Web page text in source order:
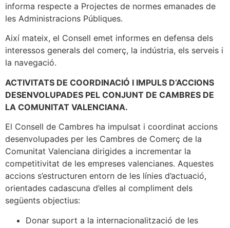
informa respecte a Projectes de normes emanades de
les Administracions Públiques.
Així mateix, el Consell emet informes en defensa dels
interessos generals del comerç, la indústria, els serveis i
la navegació.
ACTIVITATS DE COORDINACIÓ I IMPULS D’ACCIONS
DESENVOLUPADES PEL CONJUNT DE CAMBRES DE
LA COMUNITAT VALENCIANA.
El Consell de Cambres ha impulsat i coordinat accions
desenvolupades per les Cambres de Comerç de la
Comunitat Valenciana dirigides a incrementar la
competitivitat de les empreses valencianes. Aquestes
accions s’estructuren entorn de les línies d’actuació,
orientades cadascuna d’elles al compliment dels
següents objectius:
Donar suport a la internacionalització de les